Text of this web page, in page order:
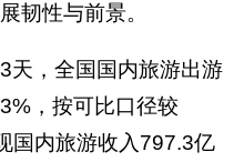
韧性与前景。
天，全国国内旅游出游
，按可比口径较
国内旅游收入797.3亿